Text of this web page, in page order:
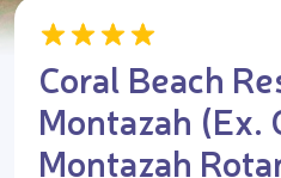
Coral Beach
Montazah (Ex.
Montazah